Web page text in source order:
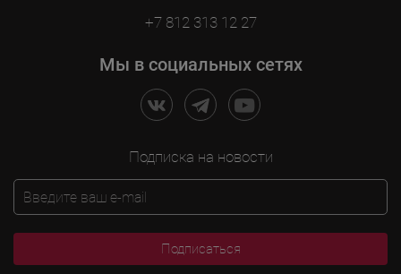
+7 812 313 12 27
Мы в социальных сетях
Подписка на новости
Подписаться